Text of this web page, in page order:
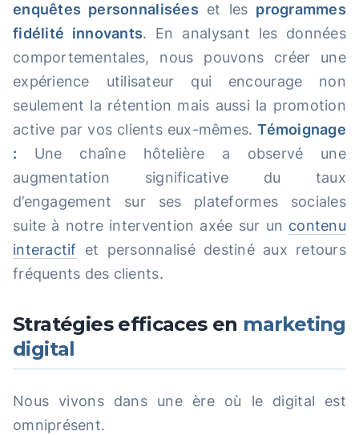
enquêtes personnalisées et les programmes
fidélité innovants. En analysant les données
comportementales, nous pouvons créer une
expérience utilisateur qui encourage non
seulement la rétention mais aussi la promotion
active par vos clients eux-mêmes.Témoignage
: Une chaîne hôtelière a observé une
augmentation significative du taux
d’engagement sur ses plateformes sociales
suite à notre intervention axée sur un contenu
interactif et personnalisé destiné aux retours
fréquents des clients.
Stratégies efficaces en marketing
digital
Nous vivons dans une ère où le digital est
omniprésent.